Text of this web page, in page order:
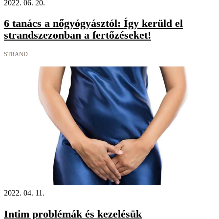
2022. 06. 20.
6 tanács a nőgyógyásztól: Így kerüld el
strandszezonban a fertőzéseket!
STRAND
2022. 04. 11.
Intim problémák és kezelésük